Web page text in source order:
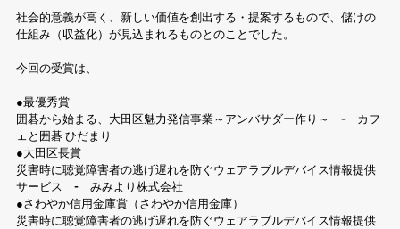
社会的意義が高く、新しい価値を創出する・提案するもので、儲けの
仕組み（収益化）が見込まれるものとのことでした。
今回の受賞は、
●最優秀賞
囲碁から始まる、大田区魅力発信事業～アンバサダー作り～　-　カフ
ェと囲碁 ひだまり
●大田区長賞
災害時に聴覚障害者の逃げ遅れを防ぐウェアラブルデバイス情報提供
サービス　-　みみより株式会社
●さわやか信用金庫賞（さわやか信用金庫）
災害時に聴覚障害者の逃げ遅れを防ぐウェアラブルデバイス情報提供